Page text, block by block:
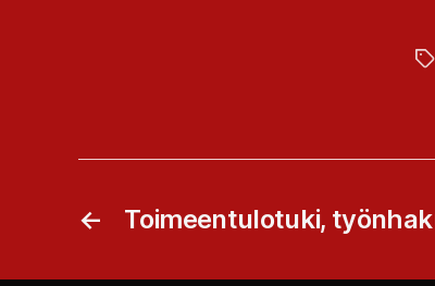
← Toimeentulotuki,